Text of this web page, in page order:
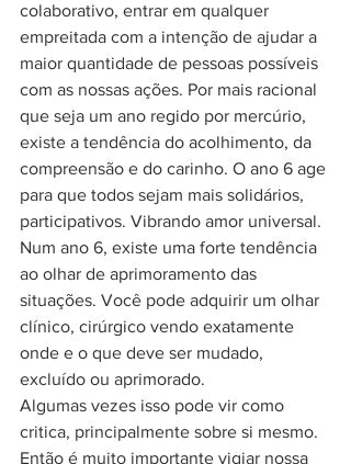
colaborativo, entrar em qualquer
empreitada com a intenção de ajudar a
maior quantidade de pessoas possíveis
com as nossas ações. Por mais racional
que seja um ano regido por mercúrio,
existe a tendência do acolhimento, da
compreensão e do carinho. O ano 6 age
para que todos sejam mais solidários,
participativos. Vibrando amor universal.
Num ano 6, existe uma forte tendência
ao olhar de aprimoramento das
situações. Você pode adquirir um olhar
clínico, cirúrgico vendo exatamente
onde e o que deve ser mudado,
excluído ou aprimorado.
Algumas vezes isso pode vir como
critica, principalmente sobre si mesmo.
Então é muito importante vigiar nossa